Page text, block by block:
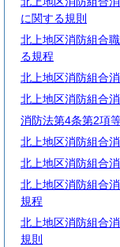
に関する規則
北上地区消防組合
る規程
北上地区消防組合
北上地区消防組合
消防法第4条第2項
北上地区消防組合
北上地区消防組合
北上地区消防組合
規程
北上地区消防組合
規則